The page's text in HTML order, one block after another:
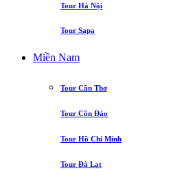
Tour Hà Nội
Tour Sapa
Miền Nam
Tour Cần Thơ
Tour Côn Đảo
Tour Hồ Chí Minh
Tour Đà Lạt